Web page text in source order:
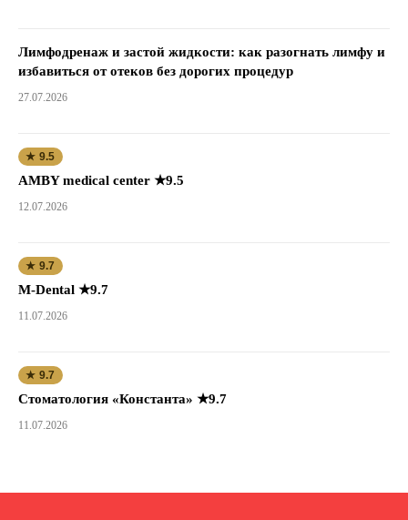
Лимфодренаж и застой жидкости: как разогнать лимфу и
избавиться от отеков без дорогих процедур
27.07.2026
★ 9.5
AMBY medical center ★9.5
12.07.2026
★ 9.7
M-Dental ★9.7
11.07.2026
★ 9.7
Стоматология «Константа» ★9.7
11.07.2026